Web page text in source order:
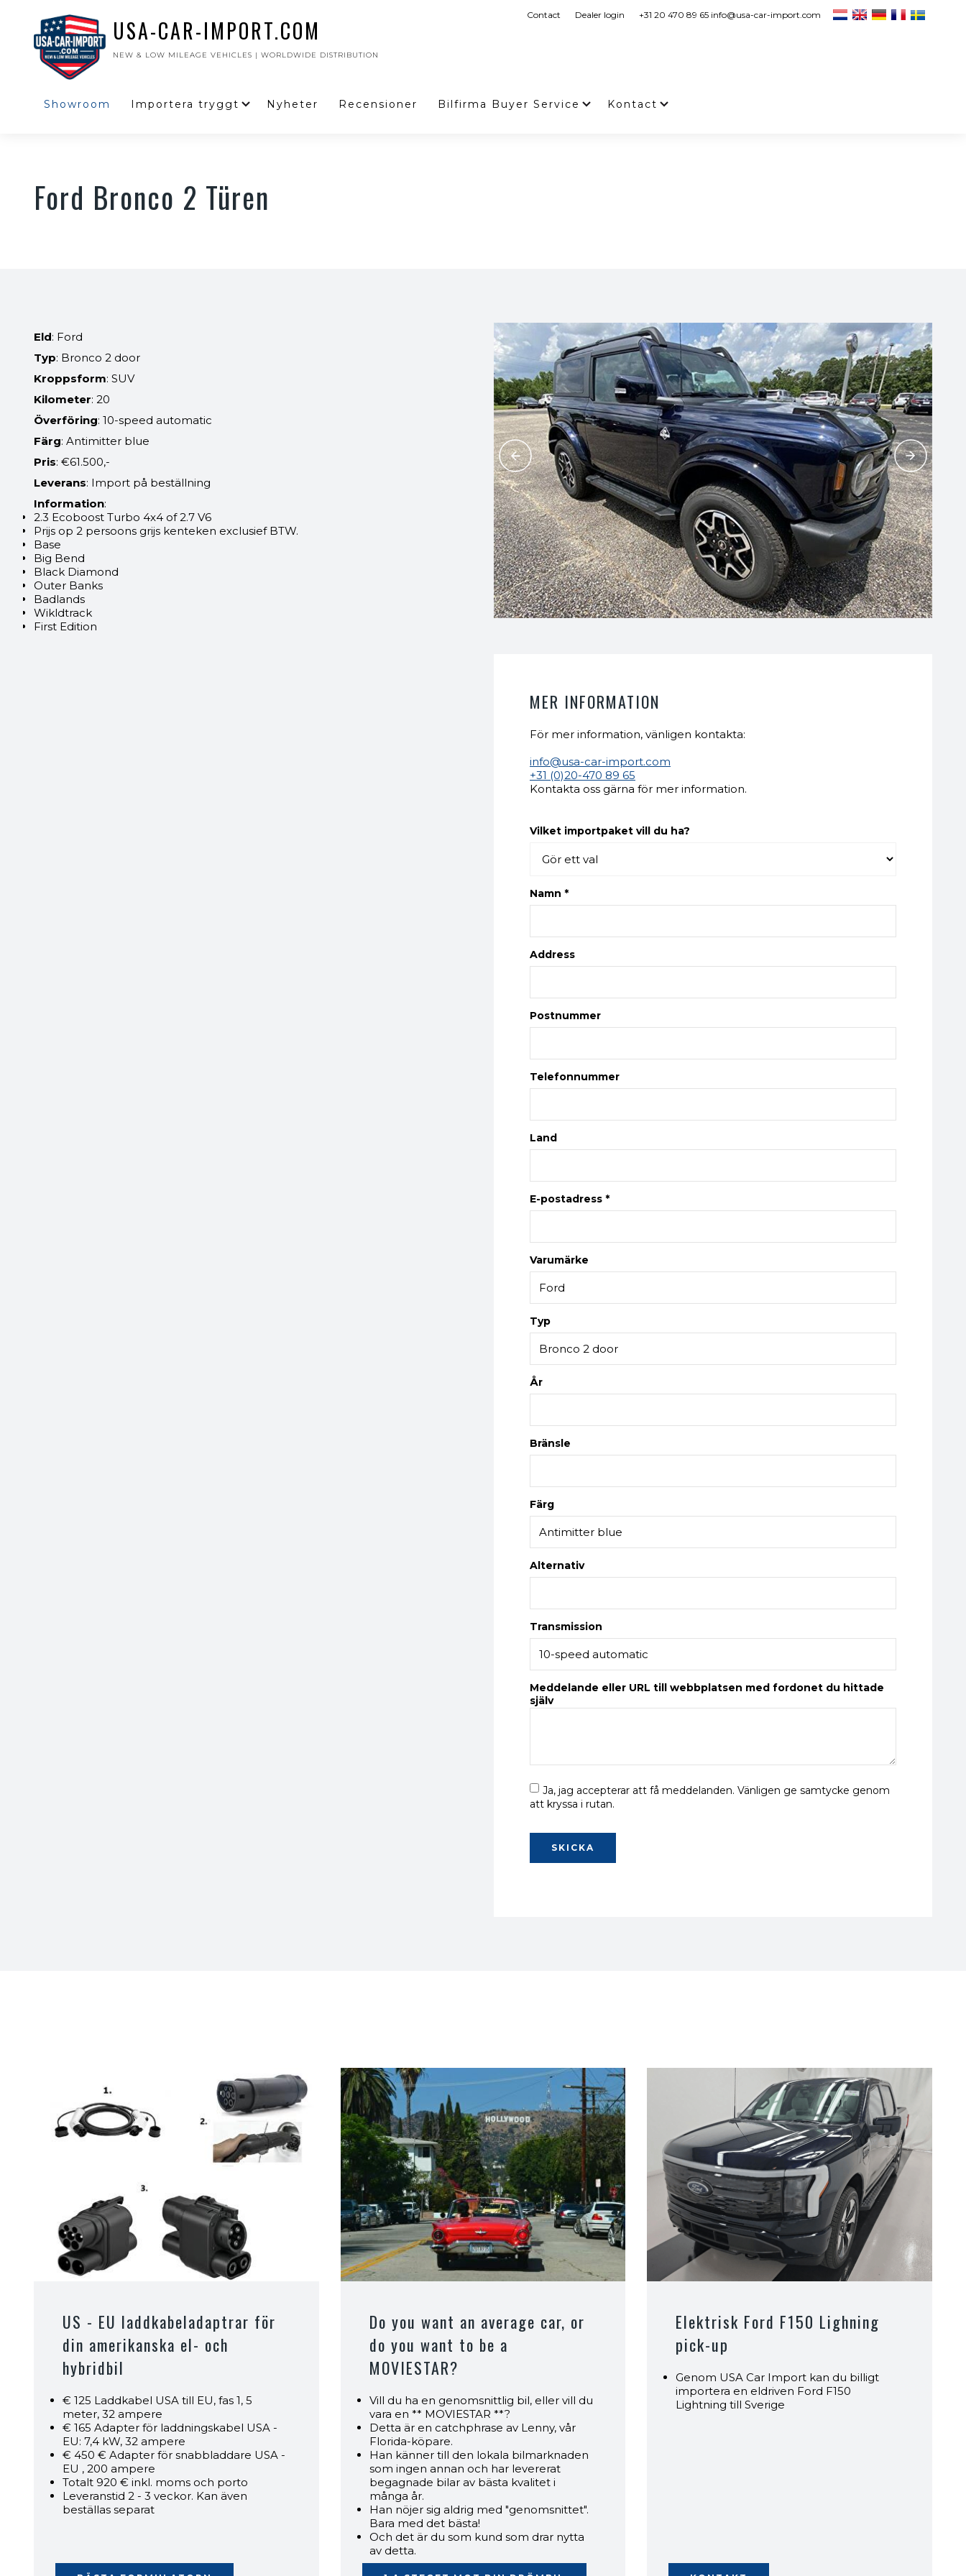
USA-CAR-IMPORT.COM
NEW & LOW MILEAGE VEHICLES | WORLDWIDE DISTRIBUTION
Contact Dealer login +31 20 470 89 65 info@usa-car-import.com
Showroom Importera tryggt Nyheter Recensioner Bilfirma Buyer Service Kontact
Ford Bronco 2 Türen
Eld: Ford
Typ: Bronco 2 door
Kroppsform: SUV
Kilometer: 20
Överföring: 10-speed automatic
Färg: Antimitter blue
Pris: €61.500,-
Leverans: Import på beställning
Information:
2.3 Ecoboost Turbo 4x4 of 2.7 V6
Prijs op 2 persoons grijs kenteken exclusief BTW.
Base
Big Bend
Black Diamond
Outer Banks
Badlands
Wikldtrack
First Edition
MER INFORMATION
För mer information, vänligen kontakta:
info@usa-car-import.com
+31 (0)20-470 89 65
Kontakta oss gärna för mer information.
Vilket importpaket vill du ha?
Namn *
Address
Postnummer
Telefonnummer
Land
E-postadress *
Varumärke
Typ
År
Bränsle
Färg
Alternativ
Transmission
Meddelande eller URL till webbplatsen med fordonet du hittade
själv
Ja, jag accepterar att få meddelanden. Vänligen ge samtycke genom
att kryssa i rutan.
US - EU laddkabeladaptrar för
din amerikanska el- och
hybridbil
€ 125 Laddkabel USA till EU, fas 1, 5
meter, 32 ampere
€ 165 Adapter för laddningskabel USA -
EU: 7,4 kW, 32 ampere
€ 450 € Adapter för snabbladdare USA -
EU , 200 ampere
Totalt 920 € inkl. moms och porto
Leveranstid 2 - 3 veckor. Kan även
beställas separat
Do you want an average car, or
do you want to be a
MOVIESTAR?
Vill du ha en genomsnittlig bil, eller vill du
vara en ** MOVIESTAR **?
Detta är en catchphrase av Lenny, vår
Florida-köpare.
Han känner till den lokala bilmarknaden
som ingen annan och har levererat
begagnade bilar av bästa kvalitet i
många år.
Han nöjer sig aldrig med "genomsnittet".
Bara med det bästa!
Och det är du som kund som drar nytta
av detta.
Elektrisk Ford F150 Lighning
pick-up
Genom USA Car Import kan du billigt
importera en eldriven Ford F150
Lightning till Sverige